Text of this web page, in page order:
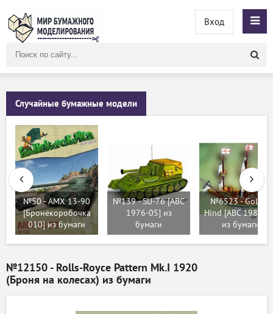
сайту
Вход
Случайные бумажные модели
№50 - AMX 13-90
[Бронекоробочка
010] из бумаги
№139 - SU-76 [ABC
1976-05] из
бумаги
№6523 - Golden
Hind [ABC 1982/
из бумаги
№12150 - Rolls-Royce Pattern Mk.I 1920
(Броня на колесах) из бумаги